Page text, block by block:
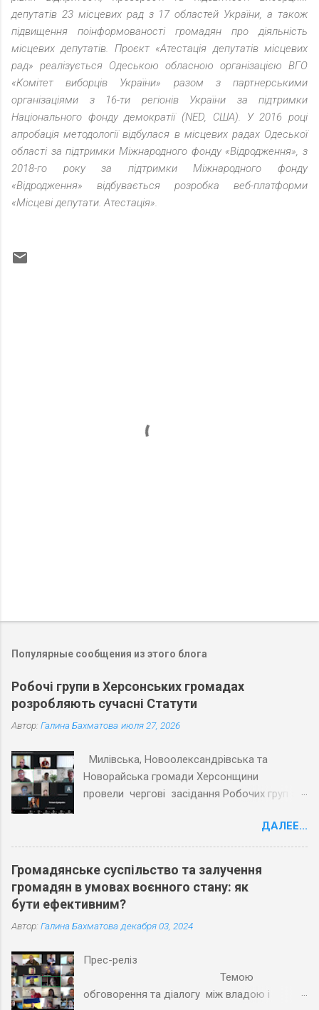
депутатів 23 місцевих рад з 17 областей України, а також
підвищення поінформованості громадян про діяльність
місцевих депутатів. Проєкт «Атестація депутатів місцевих
рад» реалізується Одеською обласною організацією ВГО
«Комітет виборців України» разом з партнерськими
організаціями з 16-ти регіонів України за підтримки
Національного фонду демократії (NED, США). У 2016 році
апробація методології відбулася в місцевих радах Одеської
області за підтримки Міжнародного фонду «Відродження», з
2018-го року за підтримки Міжнародного фонду
«Відродження» відбувається розробка веб-платформи
«Місцеві депутати. Атестація».
Популярные сообщения из этого блога
Робочі групи в Херсонських громадах
розробляють сучасні Статути
Автор: Галина Бахматова июля 27, 2026
Милівська, Новоолександрівська та
Новорайська громади Херсонщини
провели чергові засідання Робочих груп з
політичних і соціальних досліджень
(ПЦПСД) та з активістами громад, які
увійшли до Робочих груп з розробки
Статутів. Під час планових засідань
Робочих груп відповідно до графіку
громадам Херсонської області в розробці
напрацьовані тексти першої половини
змістовної частини Статутів трьох громад.
Активісти обраних громад разом з
ДАЛЕЕ...
Громадянське суспільство та залучення
громадян в умовах воєнного стану: як
бути ефективним?
Автор: Галина Бахматова декабря 03, 2024
Прес-реліз
Темою
обговорення та діалогу між владою і